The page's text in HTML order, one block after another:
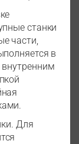
станки
части,
в
Для